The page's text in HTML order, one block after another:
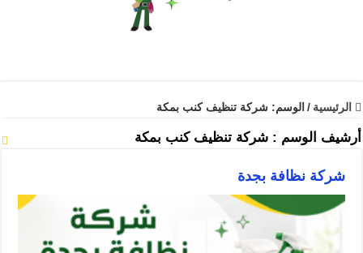
الرئيسية / الوسم: شركة تنظيف كنب بمكة
أرشيف الوسم : شركة تنظيف كنب بمكة
شركة نظافة بجدة